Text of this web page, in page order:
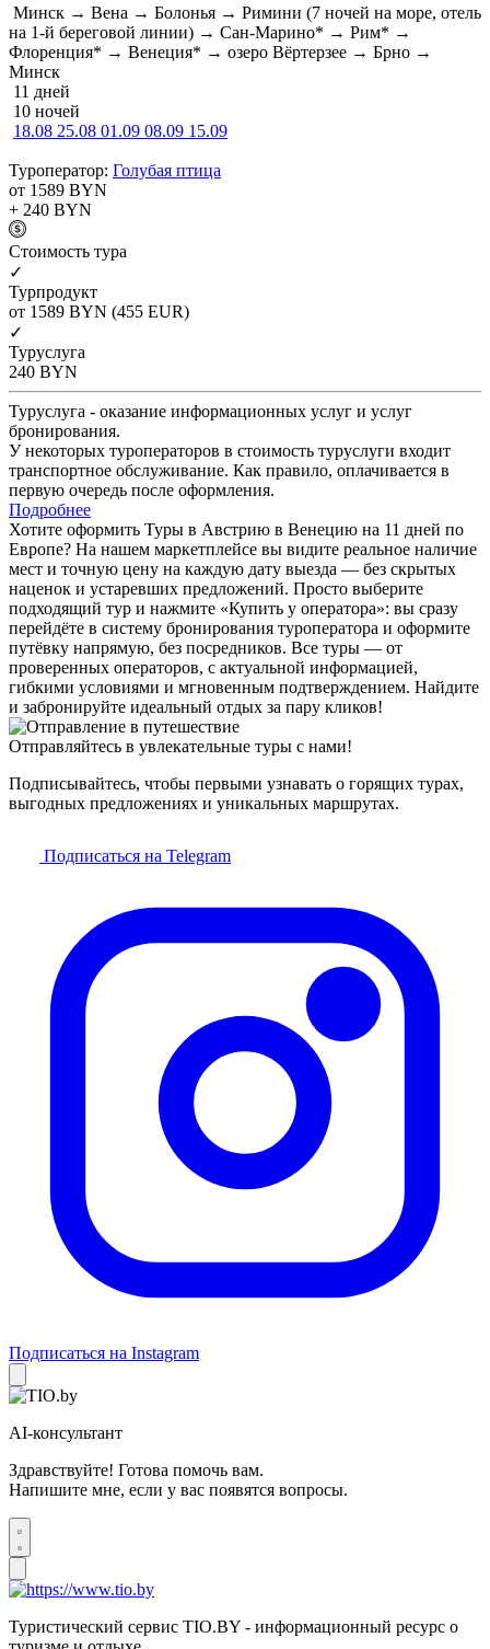
Минск → Вена → Болонья → Римини (7 ночей на море, отель
на 1-й береговой линии) → Сан-Марино* → Рим* →
Флоренция* → Венеция* → озеро Вёртерзее → Брно →
Минск
11 дней
10 ночей
18.08 25.08 01.09 08.09 15.09
Туроператор: Голубая птица
от 1589 BYN
+ 240 BYN
Cтоимость тура
✓
Турпродукт
от 1589 BYN (455 EUR)
✓
Туруслуга
240 BYN
Туруслуга - оказание информационных услуг и услуг
бронирования.
У некоторых туроператоров в стоимость туруслуги входит
транспортное обслуживание. Как правило, оплачивается в
первую очередь после оформления.
Подробнее
Хотите оформить Туры в Австрию в Венецию на 11 дней по
Европе? На нашем маркетплейсе вы видите реальное наличие
мест и точную цену на каждую дату выезда — без скрытых
наценок и устаревших предложений. Просто выберите
подходящий тур и нажмите «Купить у оператора»: вы сразу
перейдёте в систему бронирования туроператора и оформите
путёвку напрямую, без посредников. Все туры — от
проверенных операторов, с актуальной информацией,
гибкими условиями и мгновенным подтверждением. Найдите
и забронируйте идеальный отдых за пару кликов!
Отправляйтесь в увлекательные туры с нами!
Подписывайтесь, чтобы первыми узнавать о горящих турах,
выгодных предложениях и уникальных маршрутах.
Подписаться на Telegram
Подписаться на Instagram
AI-консультант
Здравствуйте! Готова помочь вам.
Напишите мне, если у вас появятся вопросы.
Туристический сервис TIO.BY - информационный ресурс о